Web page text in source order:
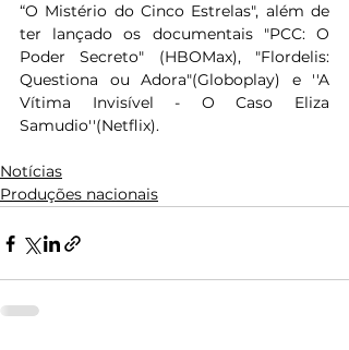
“O Mistério do Cinco Estrelas", além de
ter lançado os documentais "PCC: O
Poder Secreto" (HBOMax), "Flordelis:
Questiona ou Adora"(Globoplay) e ''A
Vítima Invisível - O Caso Eliza
Samudio''(Netflix).
Notícias
Produções nacionais